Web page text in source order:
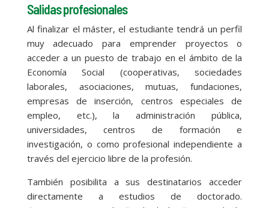
Salidas profesionales
Al finalizar el máster, el estudiante tendrá un perfil
muy adecuado para emprender proyectos o
acceder a un puesto de trabajo en el ámbito de la
Economía Social (cooperativas, sociedades
laborales, asociaciones, mutuas, fundaciones,
empresas de inserción, centros especiales de
empleo, etc.), la administración pública,
universidades, centros de formación e
investigación, o como profesional independiente a
través del ejercicio libre de la profesión.
También posibilita a sus destinatarios acceder
directamente a estudios de doctorado.